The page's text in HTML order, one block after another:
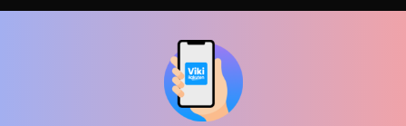
Politique relative aux cookies et aux technologies de suivi